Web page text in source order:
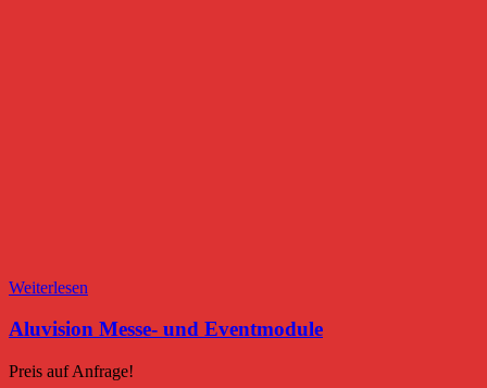
Weiterlesen
Aluvision Messe- und Eventmodule
Preis auf Anfrage!